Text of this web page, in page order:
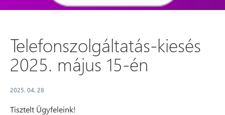
Telefonszolgáltatás-kiesés
2025. május 15-én
2025. 04. 28
Tisztelt Ügyfeleink!